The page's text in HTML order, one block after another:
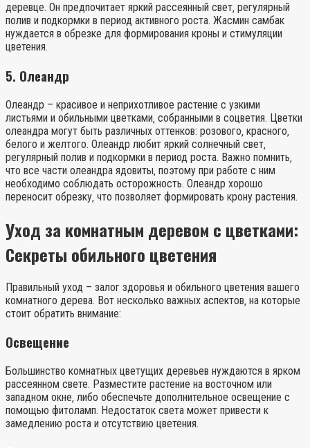
деревце. Он предпочитает яркий рассеянный свет‚ регулярный
полив и подкормки в период активного роста. Жасмин самбак
нуждается в обрезке для формирования кроны и стимуляции
цветения.
5. Олеандр
Олеандр – красивое и неприхотливое растение с узкими
листьями и обильными цветками‚ собранными в соцветия. Цветки
олеандра могут быть различных оттенков: розового‚ красного‚
белого и желтого. Олеандр любит яркий солнечный свет‚
регулярный полив и подкормки в период роста. Важно помнить‚
что все части олеандра ядовиты‚ поэтому при работе с ним
необходимо соблюдать осторожность. Олеандр хорошо
переносит обрезку‚ что позволяет формировать крону растения.
Уход за комнатным деревом с цветками:
Секреты обильного цветения
Правильный уход – залог здоровья и обильного цветения вашего
комнатного дерева. Вот несколько важных аспектов‚ на которые
стоит обратить внимание:
Освещение
Большинство комнатных цветущих деревьев нуждаются в ярком
рассеянном свете. Разместите растение на восточном или
западном окне‚ либо обеспечьте дополнительное освещение с
помощью фитоламп. Недостаток света может привести к
замедлению роста и отсутствию цветения.